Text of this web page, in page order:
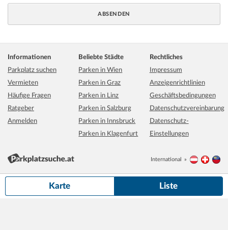
Informationen
Parkplatz suchen
Vermieten
Häufige Fragen
Ratgeber
Anmelden
Beliebte Städte
Parken in Wien
Parken in Graz
Parken in Linz
Parken in Salzburg
Parken in Innsbruck
Parken in Klagenfurt
Rechtliches
Impressum
Anzeigenrichtlinien
Geschäftsbedingungen
Datenschutzvereinbarung
Datenschutz-
Einstellungen
International Österreich
Karte Liste